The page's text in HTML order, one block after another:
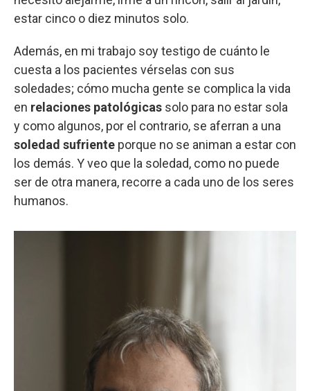
estar cinco o diez minutos solo.
Además, en mi trabajo soy testigo de cuánto le
cuesta a los pacientes vérselas con sus
soledades; cómo mucha gente se complica la vida
en relaciones patológicas solo para no estar sola
y como algunos, por el contrario, se aferran a una
soledad sufriente porque no se animan a estar con
los demás. Y veo que la soledad, como no puede
ser de otra manera, recorre a cada uno de los seres
humanos.